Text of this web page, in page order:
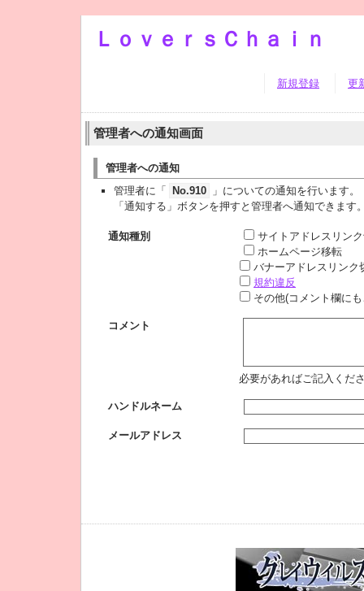
ＬｏｖｅｒｓＣｈａｉｎ
新規登録 更
管理者への通知画面
管理者への通知
管理者に「
No.910
」についての通知を行います。
「通知する」ボタンを押すと管理者へ通知できます
通知種別
サイトアドレスリン
ホームページ移転
バナーアドレスリンク
規約違反
その他(コメント欄に
コメント
必要があればご記入くだ
ハンドルネーム
メールアドレス